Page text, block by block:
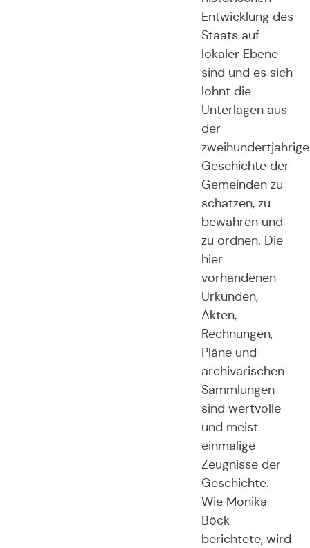
Entwicklung des
Staats auf
lokaler Ebene
sind und es sich
lohnt die
Unterlagen aus
der
Geschichte der
Gemeinden zu
schätzen, zu
bewahren und
zu ordnen. Die
hier
vorhandenen
Urkunden,
Akten,
Rechnungen,
Pläne und
archivarischen
Sammlungen
sind wertvolle
und meist
einmalige
Zeugnisse der
Geschichte.
Wie Monika
Böck
berichtete, wird